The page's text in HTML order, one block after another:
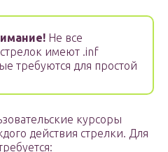
Не все
имеют .inf
требуются для простой
курсоры
действия стрелки. Для